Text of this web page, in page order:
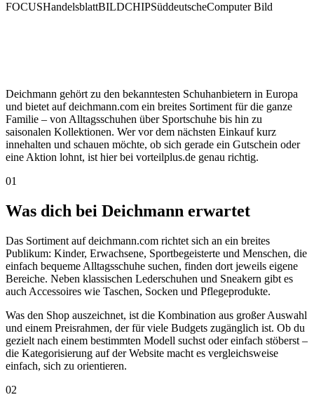
FOCUSHandelsblattBILDCHIPSüddeutscheComputer Bild
Deichmann gehört zu den bekanntesten Schuhanbietern in Europa
und bietet auf deichmann.com ein breites Sortiment für die ganze
Familie – von Alltagsschuhen über Sportschuhe bis hin zu
saisonalen Kollektionen. Wer vor dem nächsten Einkauf kurz
innehalten und schauen möchte, ob sich gerade ein Gutschein oder
eine Aktion lohnt, ist hier bei vorteilplus.de genau richtig.
01
Was dich bei Deichmann erwartet
Das Sortiment auf deichmann.com richtet sich an ein breites
Publikum: Kinder, Erwachsene, Sportbegeisterte und Menschen, die
einfach bequeme Alltagsschuhe suchen, finden dort jeweils eigene
Bereiche. Neben klassischen Lederschuhen und Sneakern gibt es
auch Accessoires wie Taschen, Socken und Pflegeprodukte.
Was den Shop auszeichnet, ist die Kombination aus großer Auswahl
und einem Preisrahmen, der für viele Budgets zugänglich ist. Ob du
gezielt nach einem bestimmten Modell suchst oder einfach stöberst –
die Kategorisierung auf der Website macht es vergleichsweise
einfach, sich zu orientieren.
02